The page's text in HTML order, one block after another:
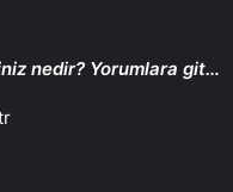
nedir? Yorumlara git…